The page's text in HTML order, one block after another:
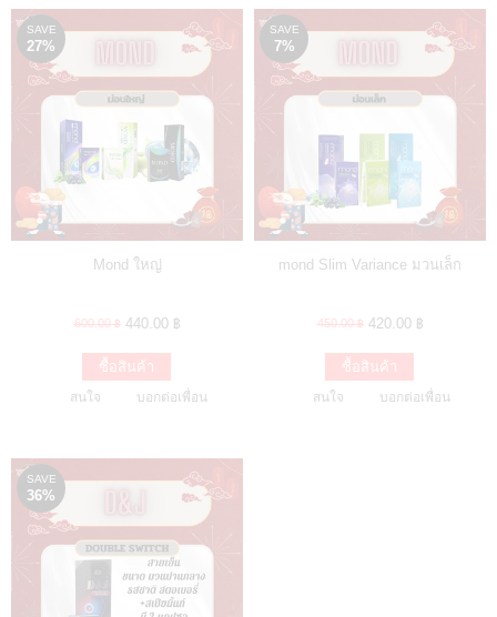
Mond ใหญ่
600.00 ฿ 440.00 ฿
SAVE
27%
ซื้อสินค้า
สนใจ บอกต่อเพื่อน
mond Slim Variance มวนเล็ก
450.00 ฿ 420.00 ฿
SAVE
7%
ซื้อสินค้า
สนใจ บอกต่อเพื่อน
SAVE
36%